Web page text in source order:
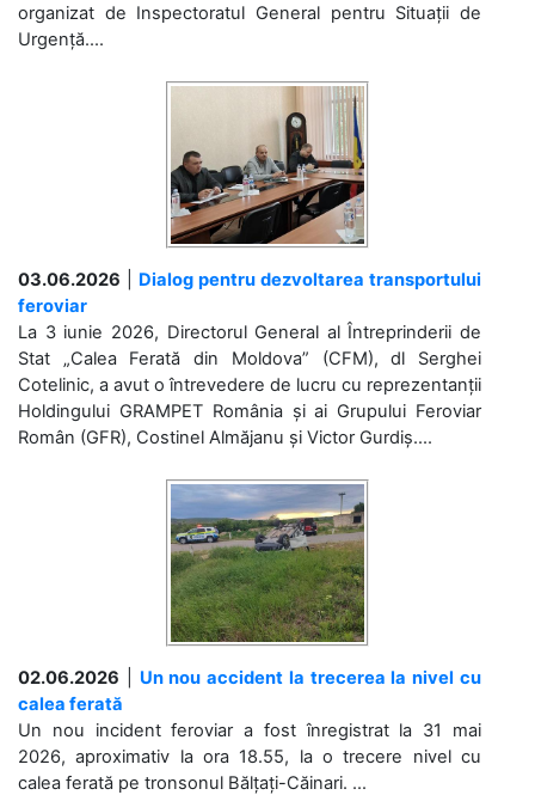
organizat de Inspectoratul General pentru Situații de
Urgență....
03.06.2026
Dialog pentru dezvoltarea transportului
feroviar
La 3 iunie 2026, Directorul General al Întreprinderii de
Stat „Calea Ferată din Moldova” (CFM), dl Serghei
Cotelinic, a avut o întrevedere de lucru cu reprezentanții
Holdingului GRAMPET România și ai Grupului Feroviar
Român (GFR), Costinel Almăjanu și Victor Gurdiș....
02.06.2026
Un nou accident la trecerea la nivel cu
calea ferată
Un nou incident feroviar a fost înregistrat la 31 mai
2026, aproximativ la ora 18.55, la o trecere nivel cu
calea ferată pe tronsonul Bălțați-Căinari. ...